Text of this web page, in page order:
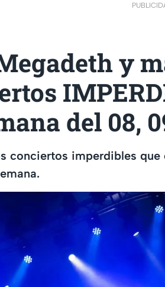
y
del 08,
conciertos imperdibles